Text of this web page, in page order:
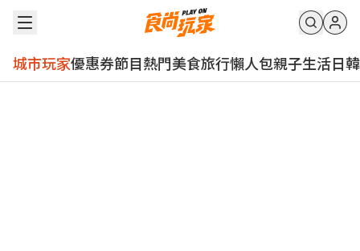
城市玩家優惠券節目熱門美食旅行懶人包親子生活日韓